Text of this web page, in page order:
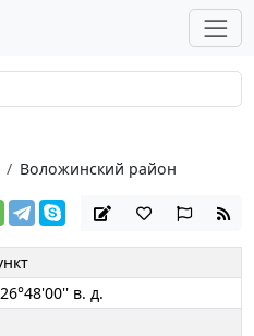
Воложинский район
в. д.